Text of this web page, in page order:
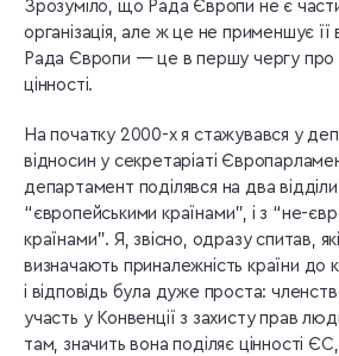
Зрозуміло, що Рада Європи не є
організація, але ж це не применшує її
Рада Європи — це в першу чергу про
цінності.
На початку 2000-х я стажувався у
відносин у секретаріаті
департамент поділявся на два
“європейськими країнами”, і з “не-
країнами”. Я, звісно, одразу спитав,
визначають приналежність країни до
і відповідь була дуже проста:
участь у Конвенції з захисту прав
там, значить вона поділяє цінності ЄС,